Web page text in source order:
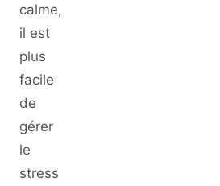
calme,
il est
plus
facile
de
gérer
le
stress